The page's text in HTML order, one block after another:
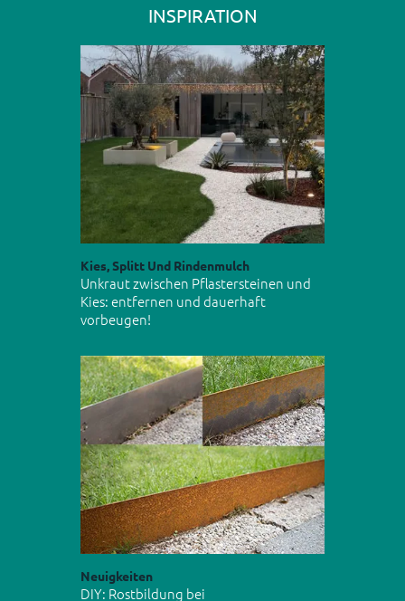
INSPIRATION
Kies, Splitt Und Rindenmulch
Unkraut zwischen Pflastersteinen und
Kies: entfernen und dauerhaft
vorbeugen!
Neuigkeiten
DIY: Rostbildung bei